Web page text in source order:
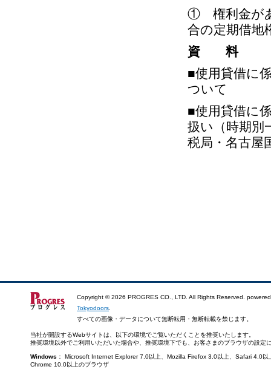
① 権利金が
合の定期借
資 料
■使用貸借に
ついて
■使用貸借に
扱い（時期別
税局・名古屋
Copyright ©2026 PROGRES CO., LTD. All Rights Reserved.
Tokyodoors.
すべての画像・データについて無断転用・無断転載を禁じます。
当社が開設するWebサイトは、以下の環境でご覧いただくことを推奨いたします。
推奨環境以外でご利用いただいた場合や、推奨環境下でも、お客さまのブラウザの設
Windows ： Microsoft Internet Explorer 7.0以上、Mozilla Firefox 3.0以上、Safari
Chrome 10.0以上のブラウザ